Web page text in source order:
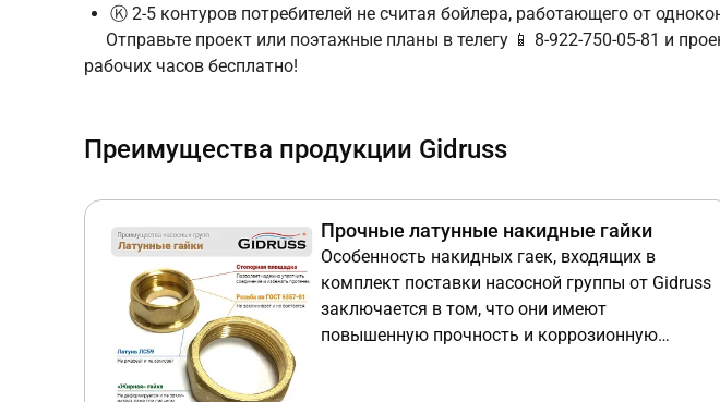
Ⓚ 2-5 контуров потребителей не считая бойлера, работающего от
Отправьте проект или поэтажные планы в телегу 📱 8-922-750-05-81 и
рабочих часов бесплатно!
Преимущества продукции Gidruss
Прочные латунные накидные гайки
Особенность накидных гаек, входящих в
комплект поставки насосной группы от Gidruss
заключается в том, что они имеют
повышенную прочность и коррозионную